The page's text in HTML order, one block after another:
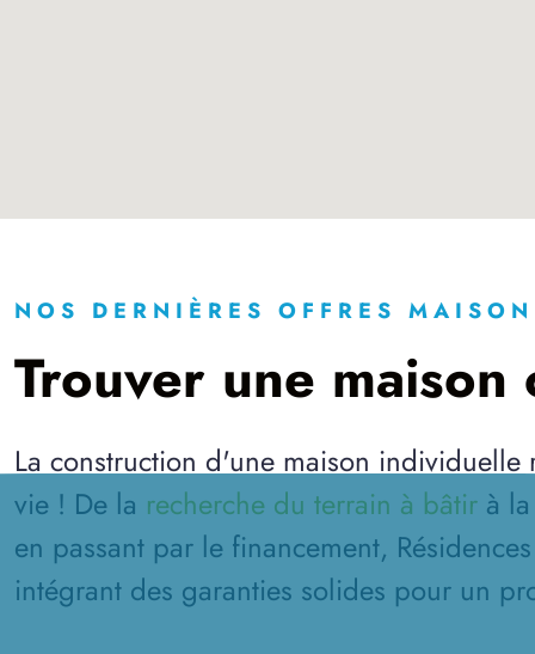
NOS DERNIÈRES OFFRES
Trouver une maison
La construction d'une maison
vie ! De la recherche du terrain à bâtir à
en passant par le financement,
intégrant des garanties solides pour un